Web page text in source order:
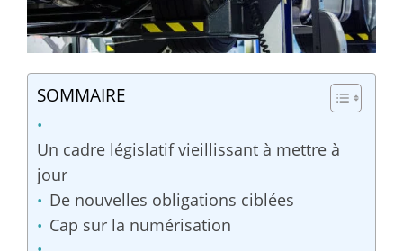
SOMMAIRE
Un cadre législatif vieillissant à mettre à
jour
De nouvelles obligations ciblées
Cap sur la numérisation